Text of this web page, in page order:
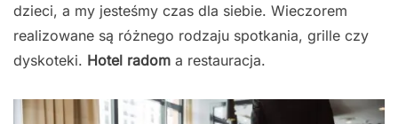
dzieci, a my jesteśmy czas dla siebie. Wieczorem
realizowane są różnego rodzaju spotkania, grille czy
dyskoteki. Hotel radom a restauracja.